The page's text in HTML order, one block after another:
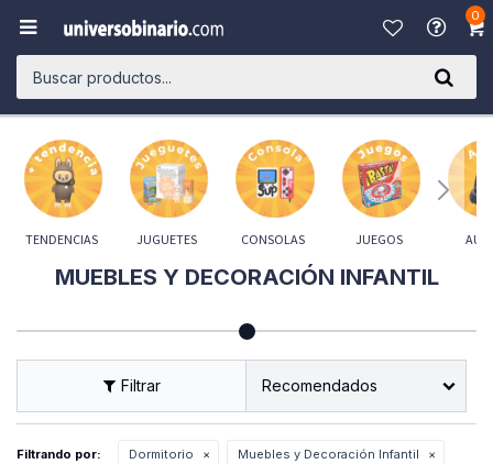
0

TENDENCIAS JUGUETES CONSOLAS JUEGOS
MUEBLES Y DECORACIÓN INFANTIL
Recomendados
Filtrando por: Dormitorio Muebles y Decoración Infantil